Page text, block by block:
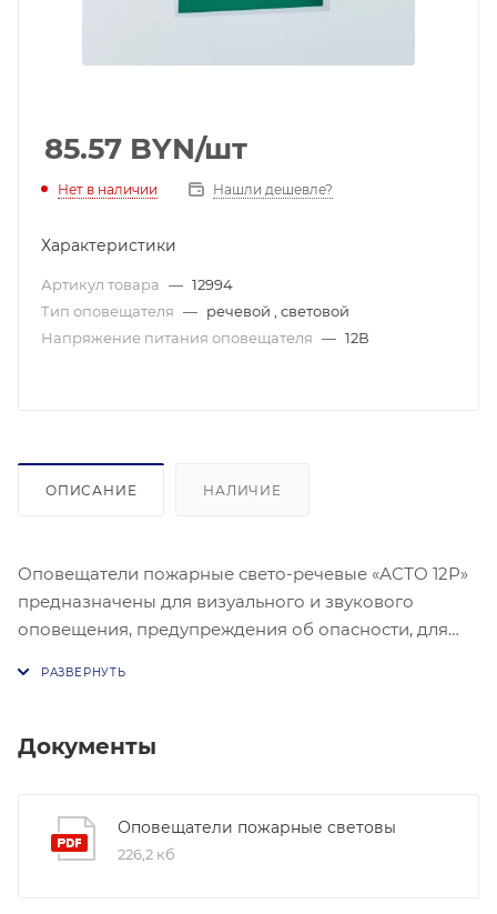
85.57 BYN/шт
Нет в наличии Нашли дешевле?
Характеристики
Артикул товара — 12994
Тип оповещателя — речевой , световой
Напряжение питания оповещателя — 12В
ОПИСАНИЕ НАЛИЧИЕ
Оповещатели пожарные свето-речевые «АСТО 12Р»
предназначены для визуального и звукового
оповещения, предупреждения об опасности, для
НАЛЕВО-НАПРАВО
Документы
Оповещатели пожарные световы
226,2 кб